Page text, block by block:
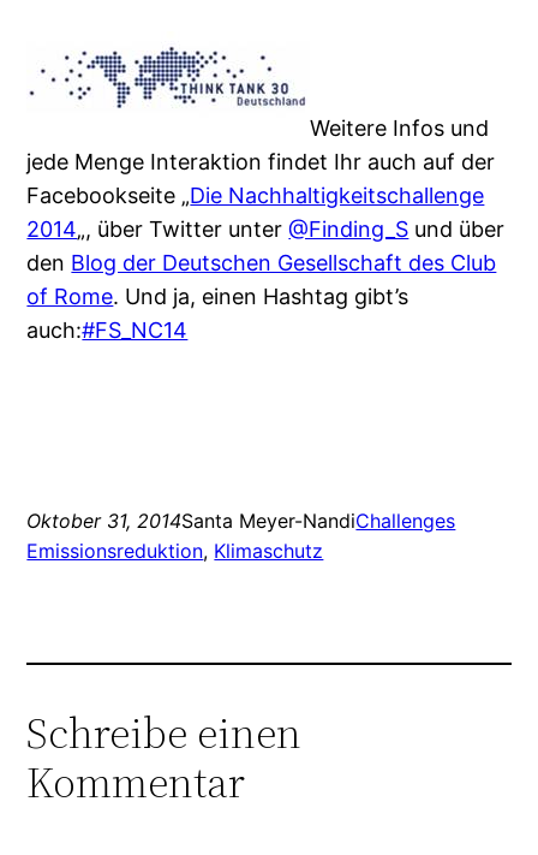
Weitere Infos und
jede Menge Interaktion findet Ihr auch auf der
Facebookseite „Die Nachhaltigkeitschallenge
2014„, über Twitter unter@Finding_S und über
den Blog der Deutschen Gesellschaft des Club
of Rome. Und ja, einen Hashtag gibt’s
auch:#FS_NC14
Oktober 31, 2014Santa Meyer-NandiChallenges
Emissionsreduktion, Klimaschutz
Schreibe einen
Kommentar